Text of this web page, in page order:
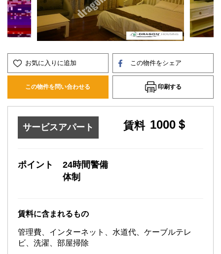
お気に入りに追加 この物件をシェア
この物件を問い合わせる 印刷する
サービスアパート 賃料 1000＄
ポイント
24時間警備
体制
賃料に含まれるもの
管理費、インターネット、水道代、ケーブルテレ
ビ、洗濯、部屋掃除